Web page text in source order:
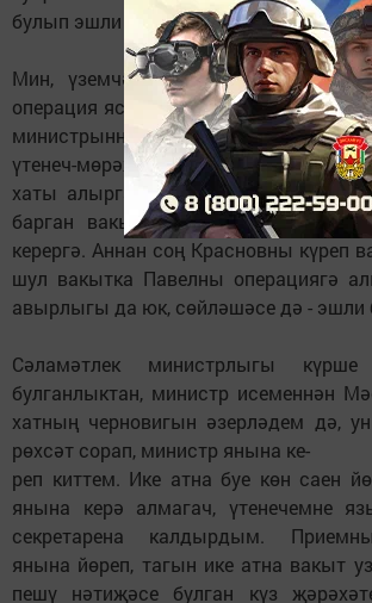
булып эшли идем.
Мин, үземчә план кордым. Казан
операция ясалу тарихын алып,
министрыннан профессор, академик
үтенеч-мөрәҗәгать
хаты алырга да, эш белән Мәскәүгә
барган вакытта РСФСР Сәламәтлек
керергә. Аннан соң Красновны күреп
шул вакытка Павелны операциягә
авырлыгы да юк, сөйләшәсе дә -
Сәламәтлек министрлыгы
булганлыктан, министр исеменнән
хатның черновигын әзерләдем дә,
рөхсәт сорап, министр янына ке-
реп киттем. Ике атна буе көн саен
янына керә алмагач, үтенечемне
секретарена калдырдым.
янына йөреп, тагын ике атна вакыт
пешү нәтиҗәсе булган күз